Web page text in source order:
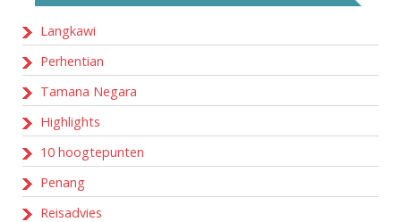
Langkawi
Perhentian
Tamana Negara
Highlights
10 hoogtepunten
Penang
Reisadvies